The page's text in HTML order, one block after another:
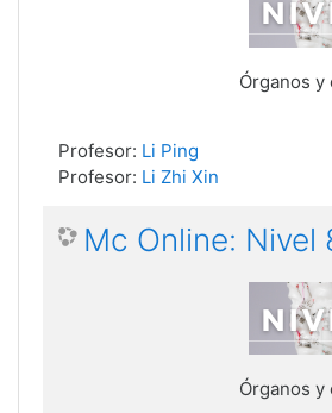
Órganos y
Profesor: Li Ping
Profesor: Li Zhi Xin
Mc Online: Nivel
Órganos y